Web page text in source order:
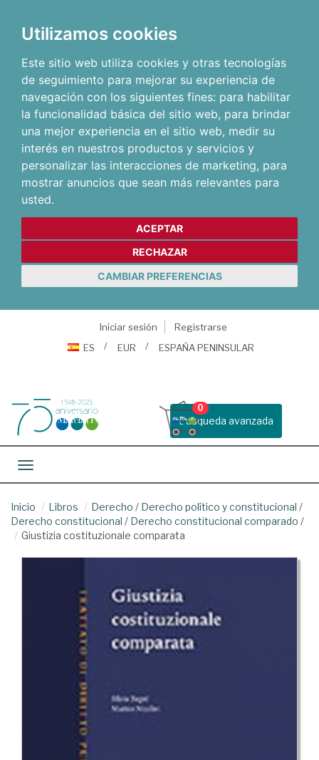
Utilizamos cookies
Este sitio web utiliza cookies y otras tecnologías
de seguimiento para mejorar su experiencia de
navegación con los siguientes fines: para habilitar
la funcionalidad básica del sitio web, para brindar
una mejor experiencia en el sitio web, medir su
interés en nuestros productos y servicios y
personalizar las interacciones de marketing, para
mostrar anuncios que sean más relevantes para
usted.
ACEPTAR
RECHAZAR
CAMBIAR PREFERENCIAS
Iniciar sesión
Registrarse
ES
EUR ESPAÑA PENINSULAR
Busqueda avanzada
0
Toggle navigation
Inicio Libros Derecho / Derecho político y constitucional /
Derecho constitucional / Derecho constitucional comparado /
Giustizia costituzionale comparata